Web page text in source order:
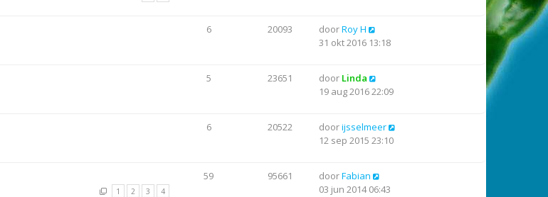
6 20093 doorRoy H
31 okt 2016 13:18
5 23651 door Linda
19 aug 2016 22:09
6 20522 doorijsselmeer
12 sep 2015 23:10
1 2 3 4
59 95661 doorFabian
03 jun 2014 06:43